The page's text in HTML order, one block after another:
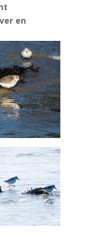
en